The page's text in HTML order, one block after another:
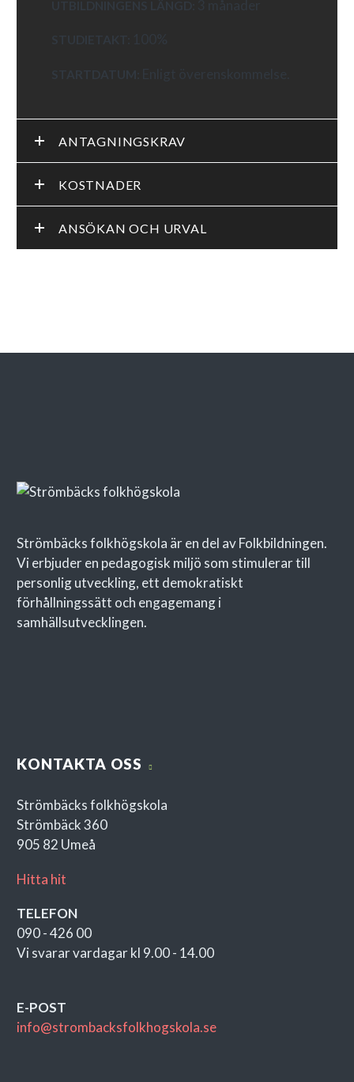
ANTAGNINGSKRAV
KOSTNADER
ANSÖKAN OCH URVAL
Strömbäcks folkhögskola är en del av Folkbildningen.
Vi erbjuder en pedagogisk miljö som stimulerar till
personlig utveckling, ett demokratiskt
förhållningssätt och engagemang i
samhällsutvecklingen.
KONTAKTA OSS
Strömbäcks folkhögskola
Strömbäck 360
905 82 Umeå
Hitta hit
TELEFON
090 - 426 00
Vi svarar vardagar kl 9.00 - 14.00
E-POST
info@strombacksfolkhogskola.se